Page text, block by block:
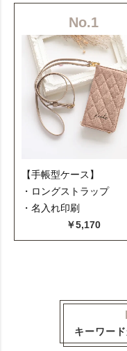
No.1
【手帳型ケース】
・ロングストラップ
・名入れ印刷
￥5,170
キーワー